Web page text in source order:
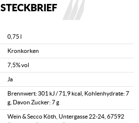
STECKBRIEF
0,75 l
Kronkorken
7,5% vol
Ja
Brennwert: 301 kJ / 71,9 kcal, Kohlenhydrate: 7
g, Davon Zucker: 7 g
Wein & Secco Köth, Untergasse 22-24, 67592